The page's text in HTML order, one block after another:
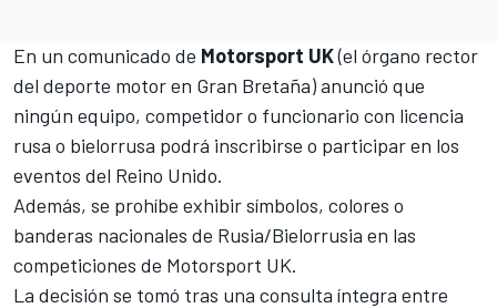
En un comunicado de Motorsport UK(el órgano rector
del deporte motor en Gran Bretaña) anunció que
ningún equipo, competidor o funcionario con licencia
rusa o bielorrusa podrá inscribirse o participar en los
eventos del Reino Unido.
Además, se prohíbe exhibir símbolos, colores o
banderas nacionales de Rusia/Bielorrusia en las
competiciones de Motorsport UK.
La decisión se tomó tras una consulta íntegra entre